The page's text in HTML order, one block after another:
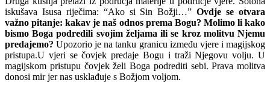
iskušava Isusa riječima: “Ako si Sin Božji…”Ovdje se otvara
važno pitanje: kakav je naš odnos prema Bogu? Molimo li kako
bismo Boga podredili svojim željama ili se kroz molitvu Njemu
predajemo? Upozorio je na tanku granicu između vjere i magijskog
pristupa.U vjeri se čovjek predaje Bogu i traži Njegovu volju. U
magijskom pristupu čovjek želi Boga podrediti sebi. Prava molitva
donosi mir jer nas usklađuje s Božjom voljom.